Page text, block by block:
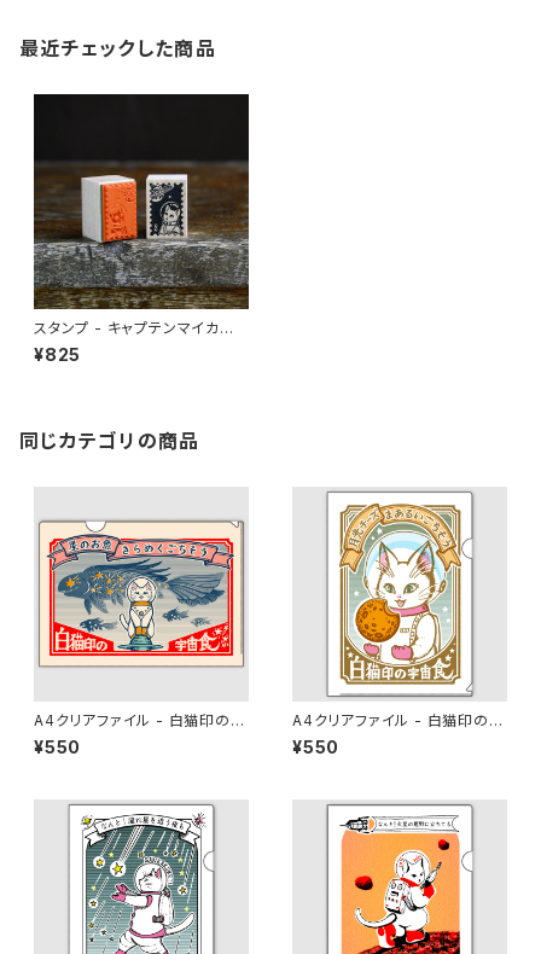
最近チェックした商品
スタンプ - キャプテンマイカ切
手
¥825
同じカテゴリの商品
A4クリアファイル - 白猫印の宇
宙食 おさかな味
¥550
A4クリアファイル - 白猫印の宇
宙食 月光味
¥550